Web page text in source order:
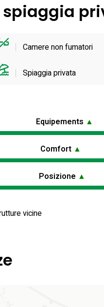
spiaggia
Camere non fumatori
Spiaggia privata
Equipements ▲
Comfort ▲
Posizione ▲
vicine